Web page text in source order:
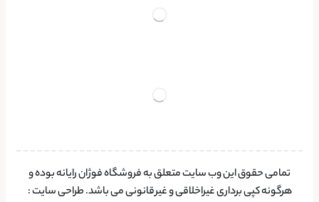
تمامی حقوق این وب سایت متعلق به فروشگاه فوژان رایانه بوده و
هرگونه کپی برداری غیراخلاقی و غیرقانونی می باشد.طراحی سایت: